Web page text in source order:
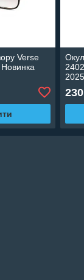
Verse
230